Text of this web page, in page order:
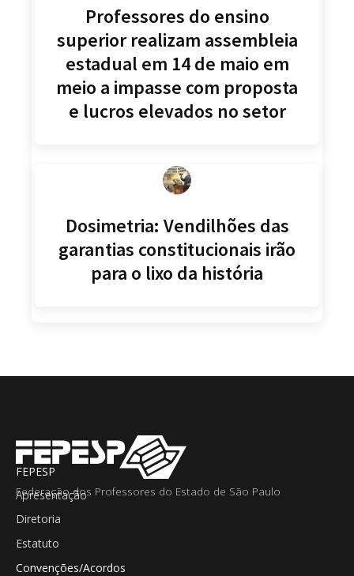
Professores do ensino
superior realizam assembleia
estadual em 14 de maio em
meio a impasse com proposta
e lucros elevados no setor
Dosimetria: Vendilhões das
garantias constitucionais irão
para o lixo da história
Federação dos Professores do Estado de São Paulo
FEPESP
Apresentação
Diretoria
Estatuto
Convenções/Acordos